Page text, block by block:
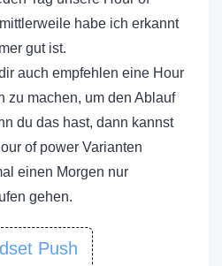
habe ich erkannt
gut ist.
auch empfehlen eine Hour
zu machen, um den Ablauf
du das hast, dann kannst
of power Varianten
einen Morgen nur
gehen.
Push